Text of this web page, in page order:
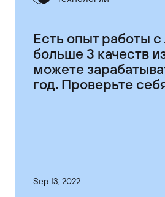
Есть опыт работы
больше 3 качеств
можете
год. Проверьте
Sep 13, 2022